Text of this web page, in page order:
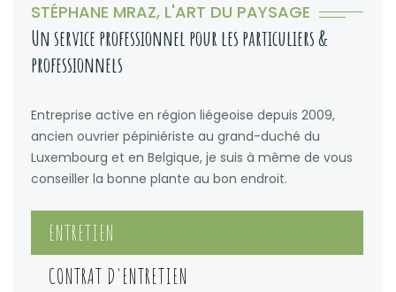
STÉPHANE MRAZ, L'ART DU PAYSAGE
Un service professionnel pour les particuliers &
professionnels
Entreprise active en région liégeoise depuis 2009,
ancien ouvrier pépiniériste au grand-duché du
Luxembourg et en Belgique, je suis à même de vous
conseiller la bonne plante au bon endroit.
ENTRETIEN
CONTRAT D'ENTRETIEN